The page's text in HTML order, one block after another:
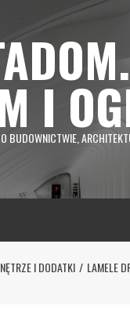
I
BUDOWNICTWIE,
I DODATKI
LAMELE